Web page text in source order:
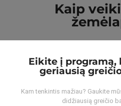
Kaip
Iš kur gaunami
Eikite į
geriausią
Kam tenkintis mažiau? Gaukite
didžiausią greičio